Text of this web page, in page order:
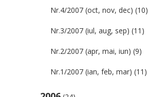
Nr.4/2007 (oct, nov, dec) (10)
Nr.3/2007 (iul, aug, sep) (11)
Nr.2/2007 (apr, mai, iun) (9)
Nr.1/2007 (ian, feb, mar) (11)